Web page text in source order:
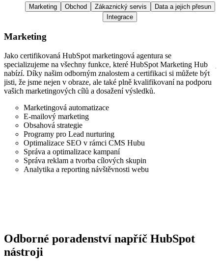
Marketing Obchod Zákaznický servis
Data a jejich přesun
Integrace
Marketing
Jako certifikovaná HubSpot marketingová agentura se
specializujeme na všechny funkce, které HubSpot Marketing Hub
nabízí. Díky našim odborným znalostem a certifikaci si můžete být
jisti, že jsme nejen v obraze, ale také plně kvalifikovaní na podporu
vašich marketingových cílů a dosažení výsledků.
Marketingová automatizace
E-mailový marketing
Obsahová strategie
Programy pro Lead nurturing
Optimalizace SEO v rámci CMS Hubu
Správa a optimalizace kampaní
Správa reklam a tvorba cílových skupin
Analytika a reporting návštěvnosti webu
Odborné poradenství napříč HubSpot
nástroji